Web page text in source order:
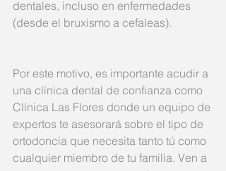
dentales, incluso en enfermedades
(desde el bruxismo a cefaleas).
Por este motivo, es importante acudir a
una clínica dental de confianza como
Clínica Las Flores donde un equipo de
expertos te asesorará sobre el tipo de
ortodoncia que necesita tanto tú como
cualquier miembro de tu familia. Ven a